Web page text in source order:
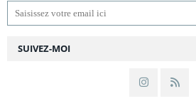
SUIVEZ-MOI